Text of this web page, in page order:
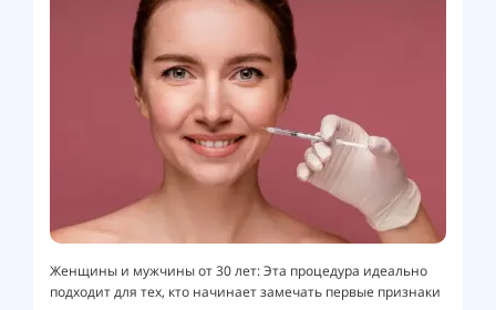
Женщины и мужчины от 30 лет: Эта процедура идеально
подходит для тех, кто начинает замечать первые признаки